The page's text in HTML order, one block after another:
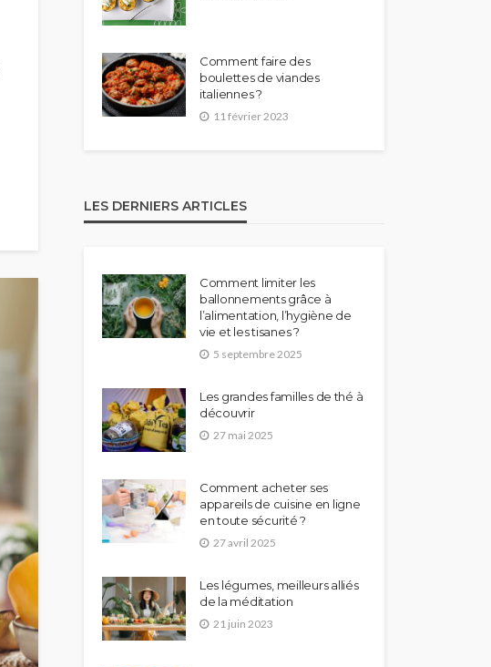
Comment faire des
boulettes de viandes
italiennes ?
11 février 2023
LES DERNIERS ARTICLES
Comment limiter les
ballonnements grâce à
l’alimentation, l’hygiène de
vie et les tisanes ?
5 septembre 2025
Les grandes familles de thé à
découvrir
27 mai 2025
Comment acheter ses
appareils de cuisine en ligne
en toute sécurité ?
27 avril 2025
Les légumes, meilleurs alliés
de la méditation
21 juin 2023